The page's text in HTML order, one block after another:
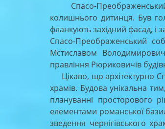
Спасо-Преображенський
колишнього дитинця. Був
фланкують західний фасад, і
Спасо-Преображенський
Мстиславом
правління Рюриковичів
Цікаво, що архітектурно
храмів. Будова унікальна
плануванні просторового
елементами романської
зведення чернігівського